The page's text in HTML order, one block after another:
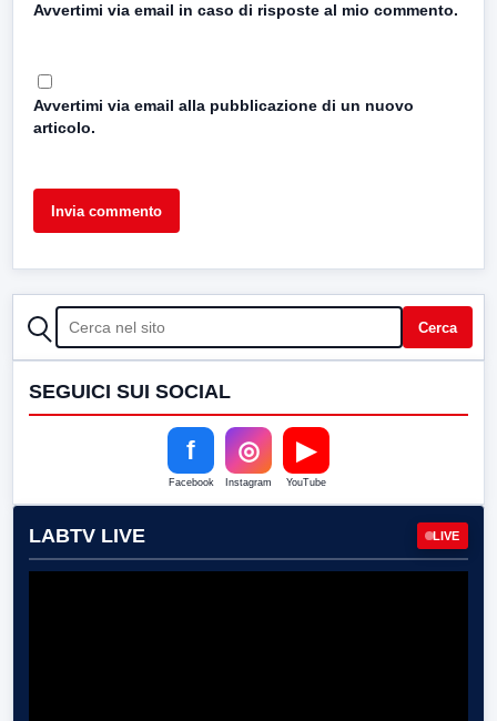
Avvertimi via email in caso di risposte al mio commento.
Avvertimi via email alla pubblicazione di un nuovo
articolo.
CERCA Cerca
SEGUICI SUI SOCIAL
f
Facebook
◎
Instagram
▶
YouTube
LABTV LIVE LIVE